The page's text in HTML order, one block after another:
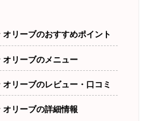
リーブのおすすめポイント
リーブのメニュー
リーブのレビュー・口コミ
リーブの詳細情報